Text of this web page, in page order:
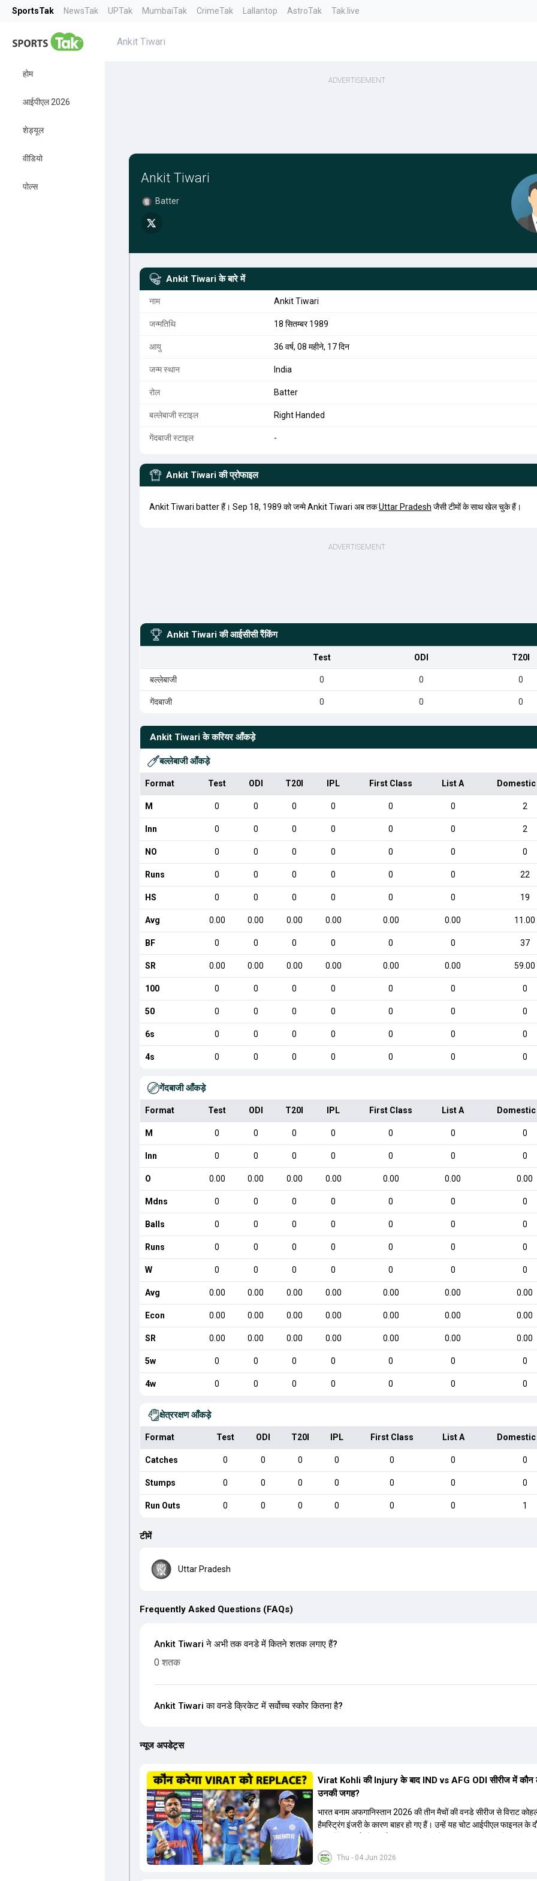
SportsTak NewsTak UPTak MumbaiTak CrimeTak Lallantop AstroTak Tak.live
होम
आईपीएल 2026
शेड्यूल
वीडियो
पोल्स
Ankit Tiwari
Ankit Tiwari
Batter
Ankit Tiwari के बारे में
नाम Ankit Tiwari
जन्मतिथि 18 सितम्बर 1989
आयु 36 वर्ष, 08 महीने, 17 दिन
जन्म स्थान India
रोल Batter
बल्लेबाजी स्टाइल Right Handed
गेंदबाजी स्टाइल -
Ankit Tiwari की प्रोफाइल
Ankit Tiwari batter हैं। Sep 18, 1989 को जन्मे Ankit Tiwari अब तकUttar Pradesh जैसी टीमों के साथ खेल चुके हैं।
Ankit Tiwari की आईसीसी रैंकिंग
Test ODI T20I
बल्लेबाजी 0 0 0
गेंदबाजी 0 0 0
Ankit Tiwari के करियर आँकड़े
बल्लेबाजी आँकड़े
Format Test ODI T20I IPL First Class List A
M 0 0 0 0 0 0 2
Inn 0 0 0 0 0 0 2
NO 0 0 0 0 0 0 0
Runs 0 0 0 0 0 0 22
HS 0 0 0 0 0 0 19
Avg 0.00 0.00 0.00 0.00 0.00 0.00 11.00
BF 0 0 0 0 0 0 37
SR 0.00 0.00 0.00 0.00 0.00 0.00 59.00
100 0 0 0 0 0 0 0
50 0 0 0 0 0 0 0
6s 0 0 0 0 0 0 0
4s 0 0 0 0 0 0 0
गेंदबाजी आँकड़े
Format Test ODI T20I IPL First Class List A
M 0 0 0 0 0 0 0
Inn 0 0 0 0 0 0 0
O 0.00 0.00 0.00 0.00 0.00 0.00 0.00
Mdns 0 0 0 0 0 0 0
Balls 0 0 0 0 0 0 0
Runs 0 0 0 0 0 0 0
W 0 0 0 0 0 0 0
Avg 0.00 0.00 0.00 0.00 0.00 0.00 0.00
Econ 0.00 0.00 0.00 0.00 0.00 0.00 0.00
SR 0.00 0.00 0.00 0.00 0.00 0.00 0.00
5w 0 0 0 0 0 0 0
4w 0 0 0 0 0 0 0
क्षेत्ररक्षण आँकड़े
Format Test ODI T20I IPL First Class List A
Catches 0 0 0 0 0 0 0
Stumps 0 0 0 0 0 0 0
Run Outs 0 0 0 0 0 0 1
टीमें
Uttar Pradesh
Frequently Asked Questions (FAQs)
Ankit Tiwari ने अभी तक वनडे में कितने शतक लगाए हैं?
0 शतक
Ankit Tiwari का वनडे क्रिकेट में सर्वोच्च स्कोर कितना है?
न्यूज अपडेट्स
Thu - 04 Jun 2026
Virat Kohli की Injury के बाद IND vs AFG ODI सीरीज में कौन
उनकी जगह?
भारत बनाम अफगानिस्तान 2026 की तीन मैचों की वनडे सीरीज से विराट
हैमस्ट्रिंग इंजरी के कारण बाहर हो गए हैं। उन्हें यह चोट आईपीएल फाइनल के
कोहली की जगह एक मजबूत विकल्प खोजना जरूरी है। इस वीडियो में विराट
रिप्लेसमेंट के तौर पर कई दावेदारों पर चर्चा की गई है। रुतुराज गायकवाड़